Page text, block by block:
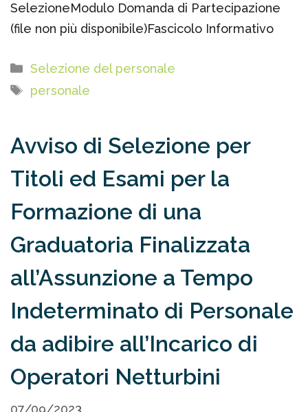
SelezioneModulo Domanda di Partecipazione
(file non più disponibile)Fascicolo Informativo
Categorie
Selezione del personale
Tag
personale
Avviso di Selezione per
Titoli ed Esami per la
Formazione di una
Graduatoria Finalizzata
all’Assunzione a Tempo
Indeterminato di Personale
da adibire all’Incarico di
Operatori Netturbini
07/09/2023